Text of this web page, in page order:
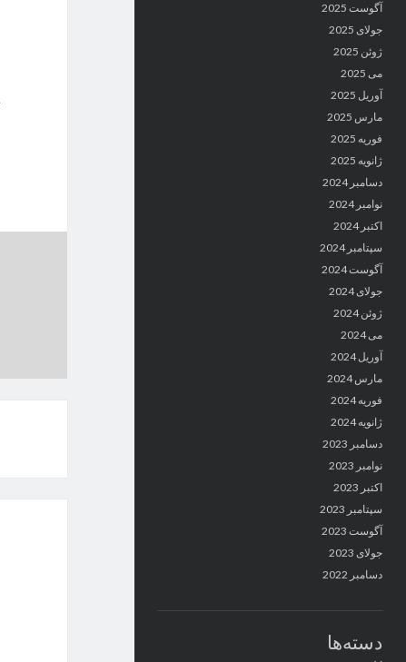
آگوست 2025
جولای 2025
ژوئن 2025
می 2025
آوریل 2025
مارس 2025
فوریه 2025
ژانویه 2025
دسامبر 2024
نوامبر 2024
اکتبر 2024
سپتامبر 2024
آگوست 2024
جولای 2024
ژوئن 2024
می 2024
آوریل 2024
مارس 2024
فوریه 2024
ژانویه 2024
دسامبر 2023
نوامبر 2023
اکتبر 2023
سپتامبر 2023
آگوست 2023
جولای 2023
دسامبر 2022
دسته‌ها